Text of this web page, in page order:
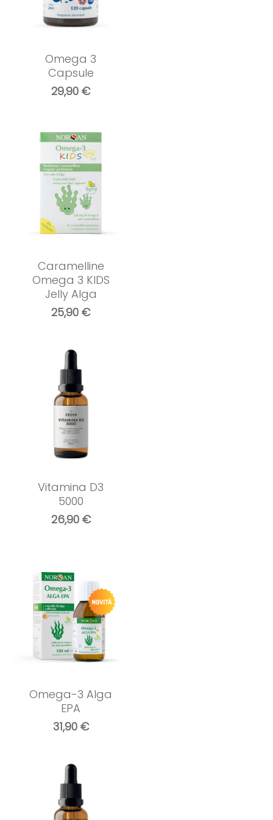
Omega 3
Capsule
29,90€
Caramelline
Omega 3 KIDS
Jelly Alga
25,90€
Vitamina D3
5000
26,90 €
Omega-3 Alga
EPA
31,90 €